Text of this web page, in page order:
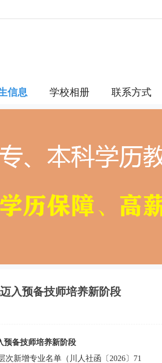
信息 学校相册 联系方式
入预备技师培养新阶段
预备技师培养新阶段
新增专业名单（川人社函〔2026〕71